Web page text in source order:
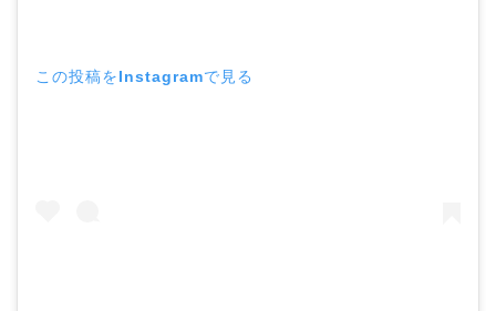
この投稿をInstagramで見る